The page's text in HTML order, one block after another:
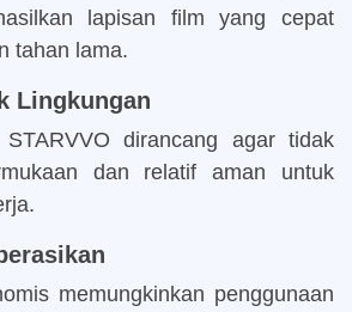
lapisan film yang cepat
tahan lama.
Lingkungan
dirancang agar tidak
dan relatif aman untuk
memungkinkan penggunaan